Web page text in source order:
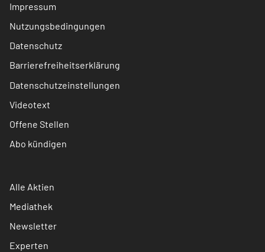
Impressum
Nutzungsbedingungen
Datenschutz
Barrierefreiheitserklärung
Datenschutzeinstellungen
Videotext
Offene Stellen
Abo kündigen
Alle Aktien
Mediathek
Newsletter
Experten